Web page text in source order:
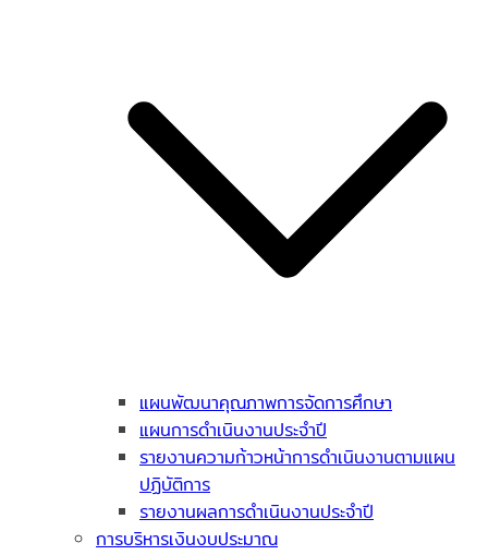
แผนพัฒนาคุณภาพการจัดการศึกษา
แผนการดำเนินงานประจำปี
รายงานความก้าวหน้าการดำเนินงานตามแผน
ปฏิบัติการ
รายงานผลการดำเนินงานประจำปี
การบริหารเงินงบประมาณ